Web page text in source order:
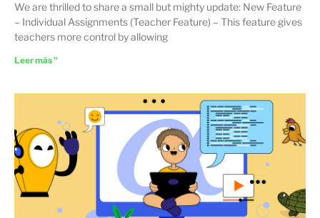
We are thrilled to share a small but mighty update: New Feature
– Individual Assignments (Teacher Feature) – This feature gives
teachers more control by allowing
Leer más "